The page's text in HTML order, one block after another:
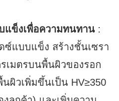
แข็งเพื่อความทนทาน:
ซ์แบบแข็ง สร้างชั้นเซรา
เมตรบนพื้นผิวของรอก
ผิวเพิ่มขึ้นเป็น HV≥350